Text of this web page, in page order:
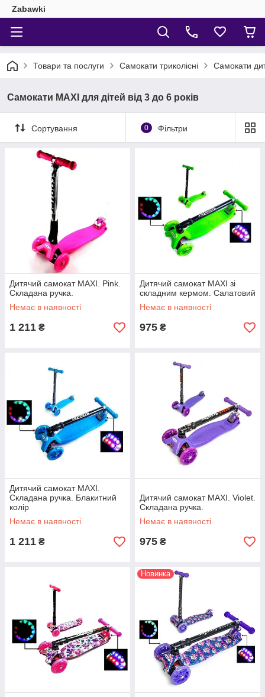
Zabawki
Товари та послуги Самокати триколісні Самокати
Самокати MAXI для дітей від 3 до 6 років
Сортування 0 Фільтри
Дитячий самокат MAXI. Pink.
Складана ручка.
Немає в наявності
1 211 ₴
Дитячий самокат MAXI зі
складним кермом. Салатовий
Немає в наявності
975 ₴
Дитячий самокат MAXI.
Складана ручка. Блакитний
колір
Немає в наявності
1 211 ₴
Дитячий самокат MAXI. Violet.
Складана ручка.
Немає в наявності
975 ₴
Новинка